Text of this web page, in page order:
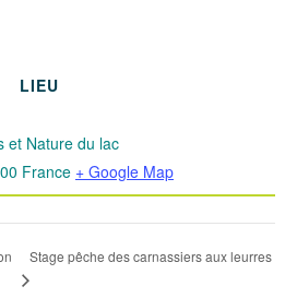
LIEU
et Nature du lac
France + Google Map
Stage pêche des carnassiers aux leurres